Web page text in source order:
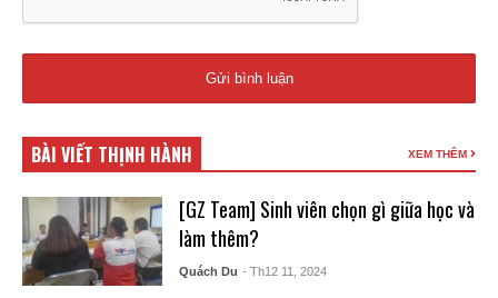
BÀI VIẾT THỊNH HÀNH XEM THÊM
[GZ Team] Sinh viên chọn gì giữa học và
làm thêm?
Quách Du - Th12 11, 2024